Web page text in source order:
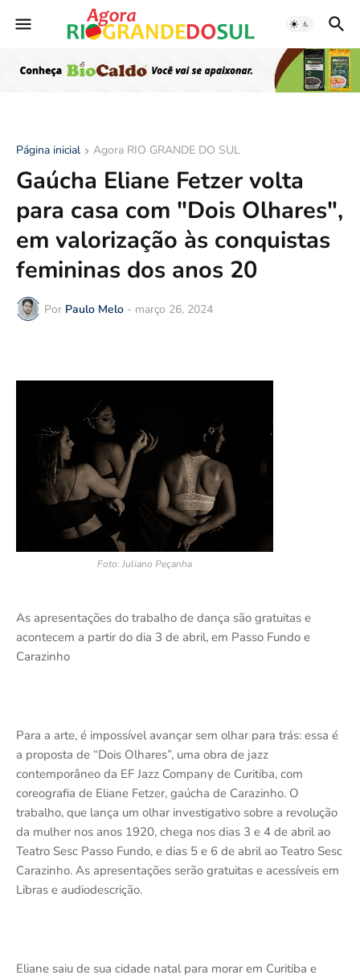
Página inicial Agora RIO GRANDE DO SUL
Gaúcha Eliane Fetzer volta
para casa com "Dois Olhares",
em valorização às conquistas
femininas dos anos 20
Por Paulo Melo - março 26, 2024
Foto: Juliano Peçanha
As apresentações do trabalho de dança são gratuitas e
acontecem a partir do dia 3 de abril, em Passo Fundo e
Carazinho
Para a arte, é impossível avançar sem olhar para trás: essa é
a proposta de “Dois Olhares”, uma obra de jazz
contemporâneo da EF Jazz Company de Curitiba, com
coreografia de Eliane Fetzer, gaúcha de Carazinho. O
trabalho, que lança um olhar investigativo sobre a revolução
da mulher nos anos 1920, chega nos dias 3 e 4 de abril ao
Teatro Sesc Passo Fundo, e dias 5 e 6 de abril ao Teatro Sesc
Carazinho. As apresentações serão gratuitas e acessíveis em
Libras e audiodescrição.
Eliane saiu de sua cidade natal para morar em Curitiba e